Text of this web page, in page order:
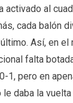
activado al
cada balón
Así, en el
falta
1, pero en
daba la